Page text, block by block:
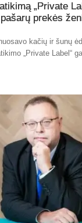
„Private
prekės
kačių ir šunų
„Private Label“